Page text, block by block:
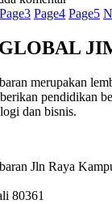
Page3 Page4 Page5
merupakan
pendidikan
dan bisnis.
Jln Raya
80361